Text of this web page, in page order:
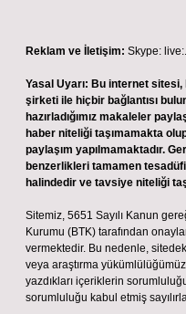
Reklam ve İletişim: Skype:
Yasal Uyarı: Bu internet sitesi,
şirketi ile hiçbir bağlantısı
hazırladığımız makaleler
haber niteliği taşımamakta
paylaşım yapılmamaktadır.
benzerlikleri tamamen
halindedir ve tavsiye niteliği
Sitemiz, 5651 Sayılı Kanun
Kurumu (BTK) tarafından
vermektedir. Bu nedenle,
veya araştırma
yazdıkları içeriklerin
sorumluluğu kabul etmiş